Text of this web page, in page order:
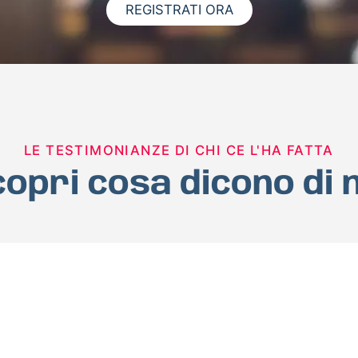
REGISTRATI ORA
LE TESTIMONIANZE DI CHI CE L'HA FATTA
cosa dicono di